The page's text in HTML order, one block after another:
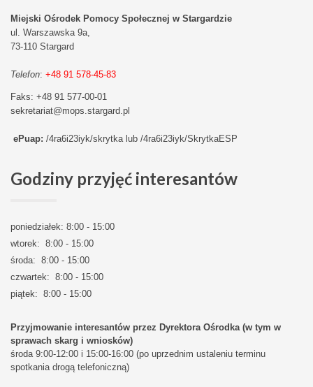
Miejski Ośrodek Pomocy Społecznej w Stargardzie
ul. Warszawska 9a,
73-110 Stargard
Telefon: +48 91 578-45-83
Faks: +48 91 577-00-01
sekretariat@mops.stargard.pl
ePuap: /4ra6i23iyk/skrytka lub /4ra6i23iyk/SkrytkaESP
Godziny przyjęć interesantów
poniedziałek: 8:00 - 15:00
wtorek: 8:00 - 15:00
środa: 8:00 - 15:00
czwartek: 8:00 - 15:00
piątek: 8:00 - 15:00
Przyjmowanie interesantów przez Dyrektora Ośrodka (w tym w
sprawach skarg i wniosków)
środa 9:00-12:00 i 15:00-16:00 (po uprzednim ustaleniu terminu
spotkania drogą telefoniczną)